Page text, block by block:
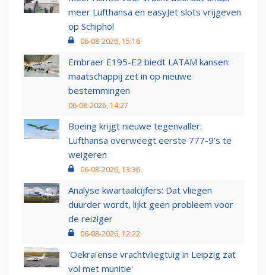
meer Lufthansa en easyJet slots vrijgeven
op Schiphol
06-08-2026, 15:16
Embraer E195-E2 biedt LATAM kansen:
maatschappij zet in op nieuwe
bestemmingen
06-08-2026, 14:27
Boeing krijgt nieuwe tegenvaller:
Lufthansa overweegt eerste 777-9’s te
weigeren
06-08-2026, 13:36
Analyse kwartaalcijfers: Dat vliegen
duurder wordt, lijkt geen probleem voor
de reiziger
06-08-2026, 12:22
'Oekraïense vrachtvliegtuig in Leipzig zat
vol met munitie'